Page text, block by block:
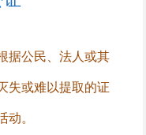
公民、法人或其
失或难以提取的证
。